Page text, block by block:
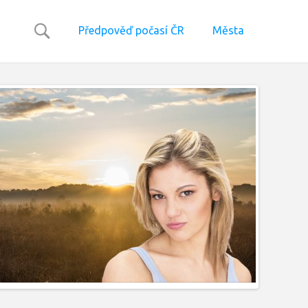
Předpověď počasí ČR Města